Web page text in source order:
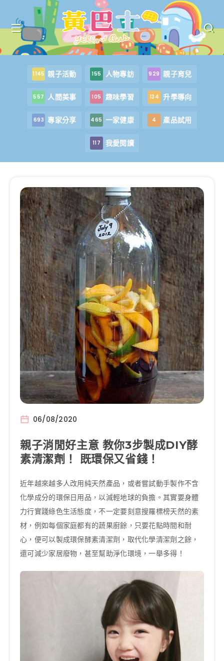
1145 親子活動 155 人物專訪 929 親子育兒
557 人間美事 105 趣味學習 134 升學導向
693 專家分享 465 一家健康 4 產品試用
117 我愛閱讀
06/08/2020
親子消閒好主意 教你3步製成DIY酵
素清潔劑！ 既環保又省錢！
近年越來越多人改用純天然產品，或者嘗試動手製作不含
化學成分的環保日用品，以減輕地球的負擔。其實要身體
力行實踐綠色生活態度，不一定要刻意搜羅標榜天然的素
材，例如每個家庭都有的蔬果廚餘，只要花點時間和耐
心，便可以製成環保酵素清潔劑，取代化學清潔劑之餘，
還可減少家居廢物，甚至幫助淨化環境，一舉多得！